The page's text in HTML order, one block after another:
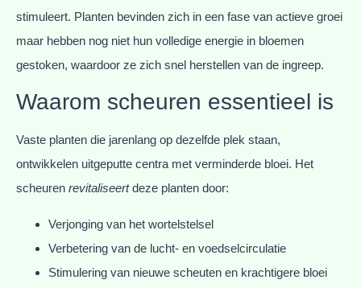
stimuleert. Planten bevinden zich in een fase van actieve groei
maar hebben nog niet hun volledige energie in bloemen
gestoken, waardoor ze zich snel herstellen van de ingreep.
Waarom scheuren essentieel is
Vaste planten die jarenlang op dezelfde plek staan,
ontwikkelen uitgeputte centra met verminderde bloei. Het
scheuren revitaliseertdeze planten door:
Verjonging van het wortelstelsel
Verbetering van de lucht- en voedselcirculatie
Stimulering van nieuwe scheuten en krachtigere bloei